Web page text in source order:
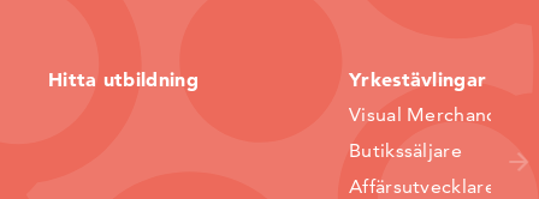
Hitta utbildning Yrkestävlingar
Visual Merchandiser
Butikssäljare
Affärsutvecklare